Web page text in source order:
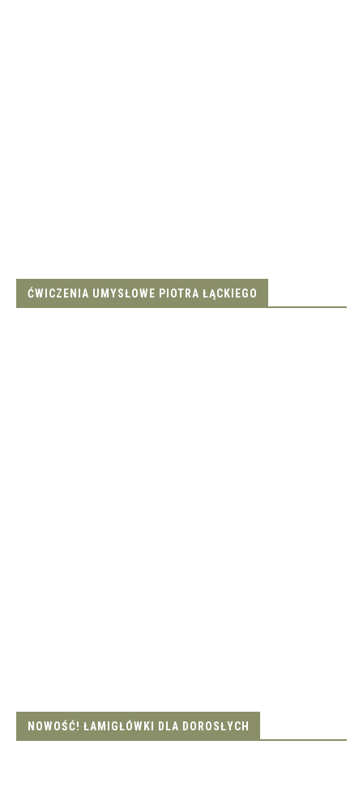
ĆWICZENIA UMYSŁOWE PIOTRA ŁĄCKIEGO
NOWOŚĆ! ŁAMIGŁÓWKI DLA DOROSŁYCH